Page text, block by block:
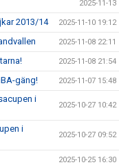
2025-11-13
2013/14 2025-11-10 19:12
2025-11-08 22:11
2025-11-08 21:54
gäng! 2025-11-07 15:48
i
2025-10-27 10:42
i
2025-10-27 09:52
2025-10-25 16:30